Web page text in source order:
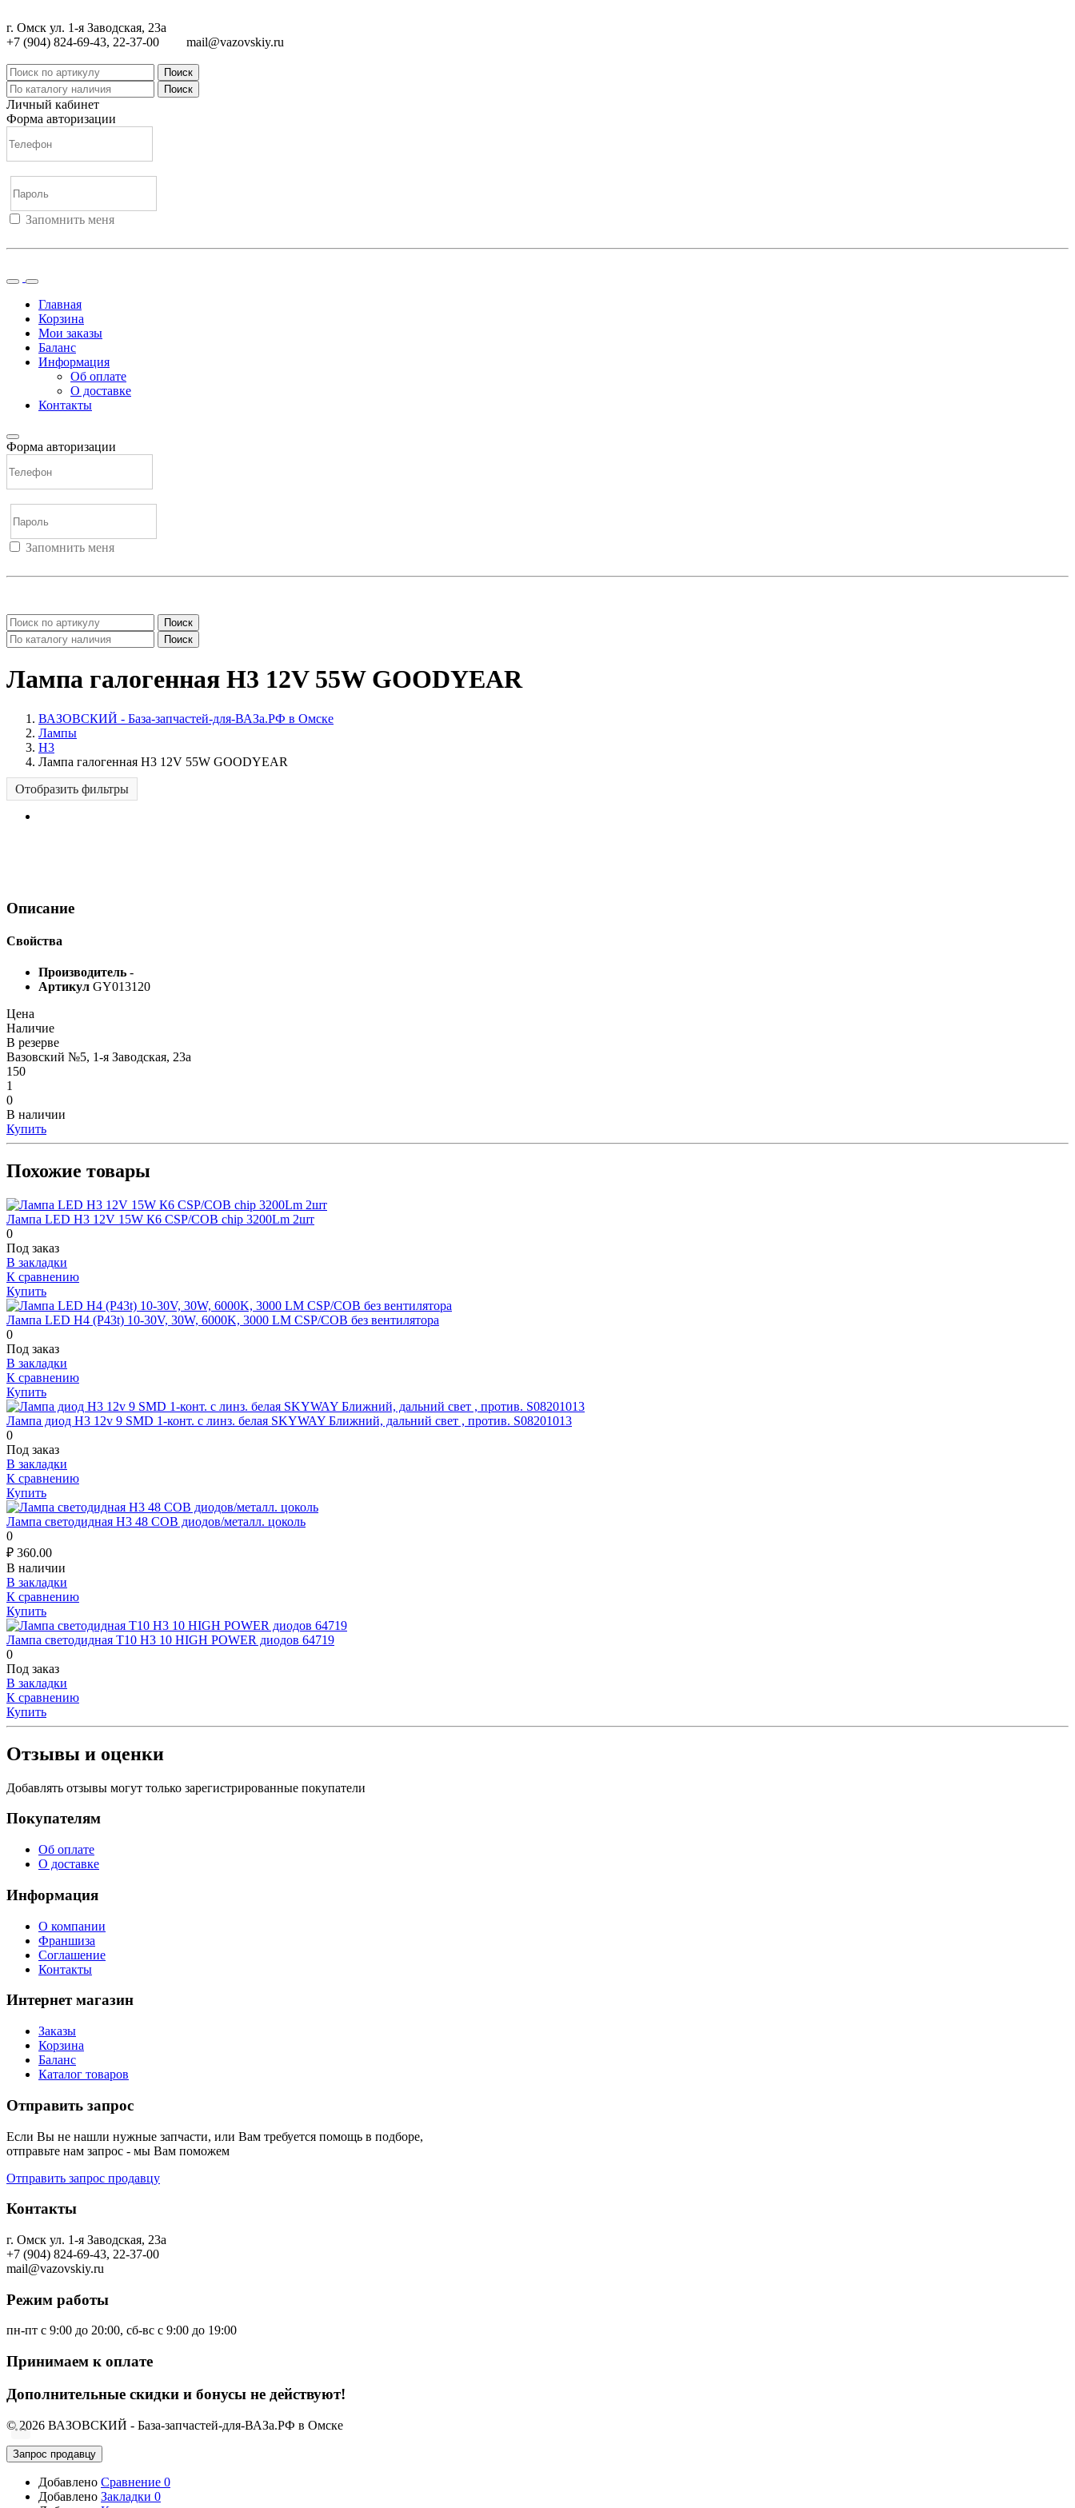
г. Омск ул. 1-я Заводская, 23а
+7 (904) 824-69-43, 22-37-00
mail@vazovskiy.ru
Поиск
Поиск
Личный кабинет
Форма авторизации
Запомнить меня
Главная
Корзина
Мои заказы
Баланс
Информация
Об оплате
О доставке
Контакты
Форма авторизации
Запомнить меня
Поиск
Поиск
Лампа галогенная H3 12V 55W GOODYEAR
ВАЗОВСКИЙ - База-запчастей-для-ВАЗа.РФ в Омске
Лампы
H3
Лампа галогенная H3 12V 55W GOODYEAR
Отобразить фильтры
Описание
Свойства
Производитель -
Артикул GY013120
Цена
Наличие
В резерве
Вазовский №5, 1-я Заводская, 23а
150
1
0
В наличии
Купить
Похожие товары
Лампа LED H3 12V 15W К6 CSP/COB chip 3200Lm 2шт
0
Под заказ
В закладки
К сравнению
Купить
Лампа LED H4 (P43t) 10-30V, 30W, 6000K, 3000 LM CSP/COB без вентилятора
0
Под заказ
В закладки
К сравнению
Купить
Лампа диод H3 12v 9 SMD 1-конт. с линз. белая SKYWAY Ближний, дальний свет , против. S08201013
0
Под заказ
В закладки
К сравнению
Купить
Лампа светодидная H3 48 COB диодов/металл. цоколь
0
₽ 360.00
В наличии
В закладки
К сравнению
Купить
Лампа светодидная T10 H3 10 HIGH POWER диодов 64719
0
Под заказ
В закладки
К сравнению
Купить
Отзывы и оценки
Добавлять отзывы могут только зарегистрированные покупатели
Покупателям
Об оплате
О доставке
Информация
О компании
Франшиза
Соглашение
Контакты
Интернет магазин
Заказы
Корзина
Баланс
Каталог товаров
Отправить запрос
Если Вы не нашли нужные запчасти, или Вам требуется помощь в подборе,
отправьте нам запрос - мы Вам поможем
Отправить запрос продавцу
Контакты
г. Омск ул. 1-я Заводская, 23а
+7 (904) 824-69-43, 22-37-00
mail@vazovskiy.ru
Режим работы
пн-пт с 9:00 до 20:00, сб-вс с 9:00 до 19:00
Принимаем к оплате
Дополнительные скидки и бонусы не действуют!
© 2026 ВАЗОВСКИЙ - База-запчастей-для-ВАЗа.РФ в Омске
Запрос продавцу
Добавлено Сравнение 0
Добавлено Закладки 0